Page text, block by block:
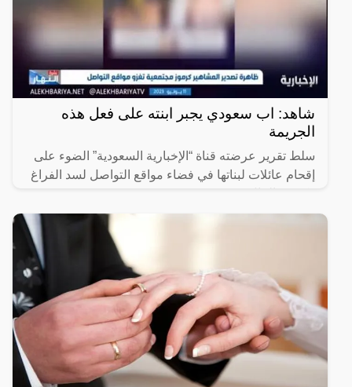
شاهد: اب سعودي يجبر ابنته على فعل هذه
الجريمة
سلط تقرير عرضته قناة “الإخبارية السعودية” الضوء على
إقحام عائلات لبناتها في فضاء مواقع التواصل لسد الفراغ